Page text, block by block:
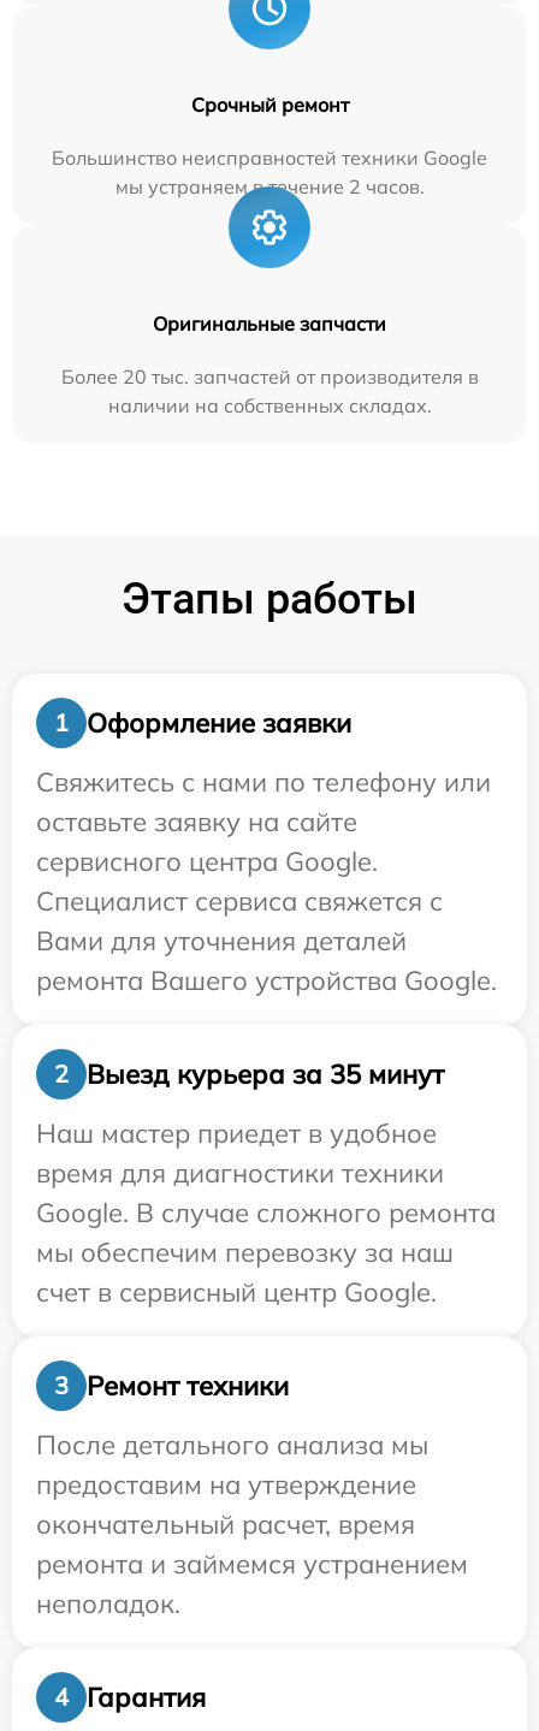
Срочный ремонт
Большинство неисправностей техники Google
мы устраняем в течение 2 часов.
Оригинальные запчасти
Более 20 тыс. запчастей от производителя в
наличии на собственных складах.
Этапы работы
1
Оформление заявки
Свяжитесь с нами по телефону или
оставьте заявку на сайте
сервисного центра Google.
Специалист сервиса свяжется с
Вами для уточнения деталей
ремонта Вашего устройства Google.
2
Выезд курьера за 35 минут
Наш мастер приедет в удобное
время для диагностики техники
Google. В случае сложного ремонта
мы обеспечим перевозку за наш
счет в сервисный центр Google.
3
Ремонт техники
После детального анализа мы
предоставим на утверждение
окончательный расчет, время
ремонта и займемся устранением
неполадок.
4 Гарантия